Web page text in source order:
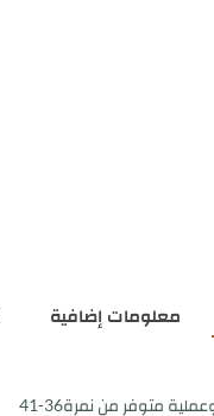
معلومات إضافية
متوفر من نمرة36-41